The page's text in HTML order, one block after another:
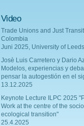
Video
Trade Unions and Just
Colombia
Juni 2025, University of Leeds
Josè Luis Carretero y Dario
Modelos, experiencias y
pensar la autogestión en el
13.12.2025
Keynote Lecture ILPC 2025
Work at the centre of the
ecological transition"
25.4.2025